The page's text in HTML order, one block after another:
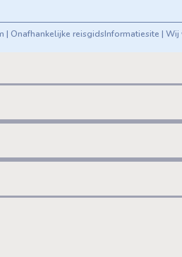
| Onafhankelijke reisgidsInformatiesite | Wij